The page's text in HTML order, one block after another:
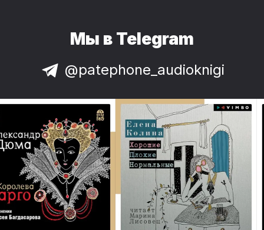
Мы в Telegram
@patephone_audioknigi